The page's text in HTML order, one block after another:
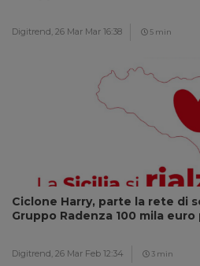
Digitrend, 26 Mar Mar 16:38 5 min
Ciclone Harry, parte la rete di
Gruppo Radenza 100 mila
Digitrend, 26 Mar Feb 12:34 3 min